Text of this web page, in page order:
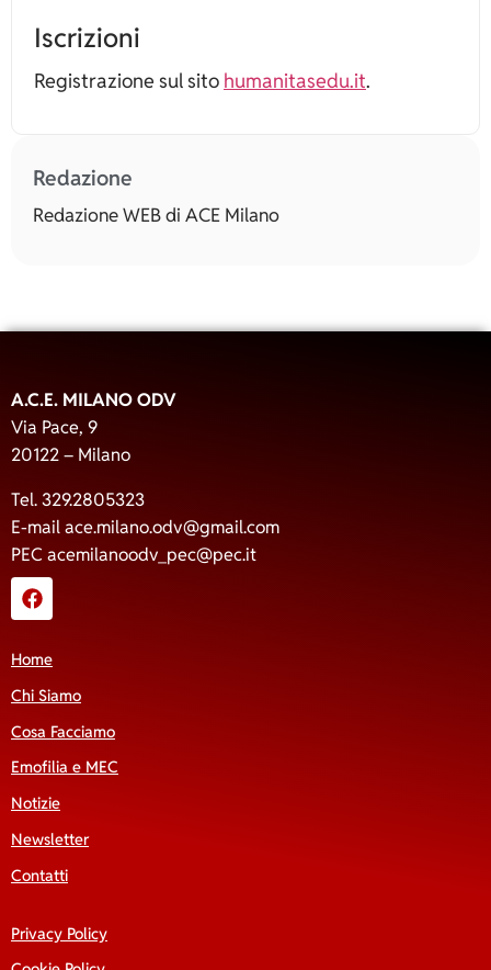
Iscrizioni
Registrazione sul sito humanitasedu.it.
Redazione
Redazione WEB di ACE Milano
A.C.E. MILANO ODV
Via Pace, 9
20122 – Milano
Tel. 329.2805323
E-mailace.milano.odv@gmail.com
PEC acemilanoodv_pec@pec.it
Home
Chi Siamo
Cosa Facciamo
Emofilia e MEC
Notizie
Newsletter
Contatti
Privacy Policy